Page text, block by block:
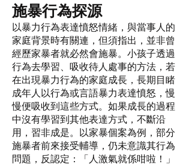
施暴行為探源
以暴力行為表達憤怒情緒，與當事人的
家庭背景時有關連，但須指出，並非曾
經歷家暴者就必然會施暴。小孩子透過
行為去學習、吸收待人處事的方法，若
在出現暴力行為的家庭成長，長期目睹
成年人以行為或言語暴力表達憤怒，慢
慢便吸收到這些方式。如果成長的過程
中沒有學習到其他表達方式，不斷沿
用，習非成是。以家暴個案為例，部分
施暴者前來接受輔導，仍未意識其行為
問題，反認定：「人激氣就係咁啦！」